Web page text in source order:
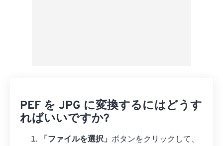
PEF を JPG に変換するにはどうす
ればいいですか?
「ファイルを選択」 ボタンをクリックして、